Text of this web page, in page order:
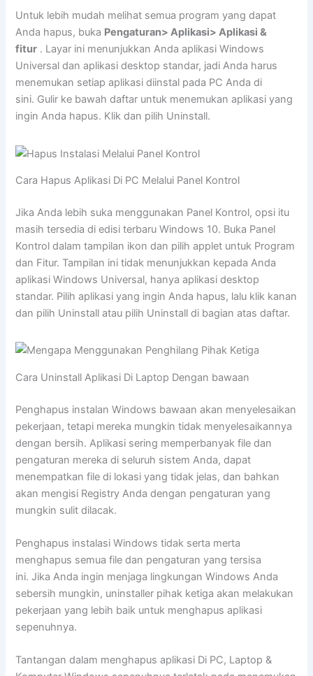
Untuk lebih mudah melihat semua program yang dapat
Anda hapus, buka Pengaturan> Aplikasi> Aplikasi &
fitur . Layar ini menunjukkan Anda aplikasi Windows
Universal dan aplikasi desktop standar, jadi Anda harus
menemukan setiap aplikasi diinstal pada PC Anda di
sini. Gulir ke bawah daftar untuk menemukan aplikasi yang
ingin Anda hapus. Klik dan pilih Uninstall.
Cara Hapus Aplikasi Di PC Melalui Panel Kontrol
Jika Anda lebih suka menggunakan Panel Kontrol, opsi itu
masih tersedia di edisi terbaru Windows 10. Buka Panel
Kontrol dalam tampilan ikon dan pilih applet untuk Program
dan Fitur. Tampilan ini tidak menunjukkan kepada Anda
aplikasi Windows Universal, hanya aplikasi desktop
standar. Pilih aplikasi yang ingin Anda hapus, lalu klik kanan
dan pilih Uninstall atau pilih Uninstall di bagian atas daftar.
Cara Uninstall Aplikasi Di Laptop Dengan bawaan
Penghapus instalan Windows bawaan akan menyelesaikan
pekerjaan, tetapi mereka mungkin tidak menyelesaikannya
dengan bersih. Aplikasi sering memperbanyak file dan
pengaturan mereka di seluruh sistem Anda, dapat
menempatkan file di lokasi yang tidak jelas, dan bahkan
akan mengisi Registry Anda dengan pengaturan yang
mungkin sulit dilacak.
Penghapus instalasi Windows tidak serta merta
menghapus semua file dan pengaturan yang tersisa
ini. Jika Anda ingin menjaga lingkungan Windows Anda
sebersih mungkin, uninstaller pihak ketiga akan melakukan
pekerjaan yang lebih baik untuk menghapus aplikasi
sepenuhnya.
Tantangan dalam menghapus aplikasi Di PC, Laptop &